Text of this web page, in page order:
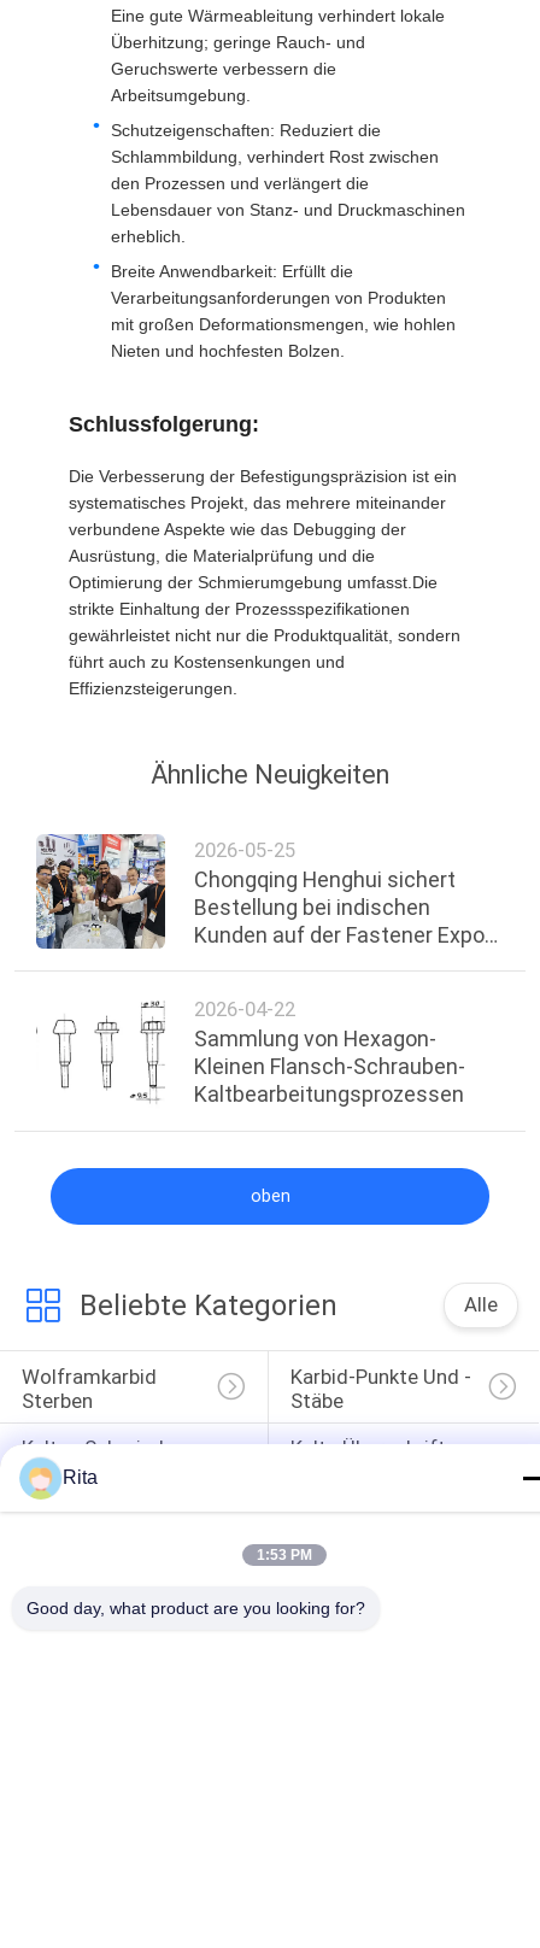
Eine gute Wärmeableitung verhindert lokale
Überhitzung; geringe Rauch- und
Geruchswerte verbessern die
Arbeitsumgebung.
Schutzeigenschaften: Reduziert die
Schlammbildung, verhindert Rost zwischen
den Prozessen und verlängert die
Lebensdauer von Stanz- und Druckmaschinen
erheblich.
Breite Anwendbarkeit: Erfüllt die
Verarbeitungsanforderungen von Produkten
mit großen Deformationsmengen, wie hohlen
Nieten und hochfesten Bolzen.
Schlussfolgerung:
Die Verbesserung der Befestigungspräzision ist ein
systematisches Projekt, das mehrere miteinander
verbundene Aspekte wie das Debugging der
Ausrüstung, die Materialprüfung und die
Optimierung der Schmierumgebung umfasst.Die
strikte Einhaltung der Prozessspezifikationen
gewährleistet nicht nur die Produktqualität, sondern
führt auch zu Kostensenkungen und
Effizienzsteigerungen.
Ähnliche Neuigkeiten
2026-05-25
Chongqing Henghui sichert
Bestellung bei indischen
Kunden auf der Fastener Expo
2026-04-22
Sammlung von Hexagon-
Kleinen Flansch-Schrauben-
Kaltbearbeitungsprozessen
oben
Beliebte Kategorien Alle
Wolframkarbid
Sterben
Karbid-Punkte Und -
Stäbe
Kaltes Schmieden
Sterben
Kalte Überschrift
Schrauben Sie
Umformgesenke
Die-Schneidemesser
Rita
1:53 PM
Good day, what product are you looking for?